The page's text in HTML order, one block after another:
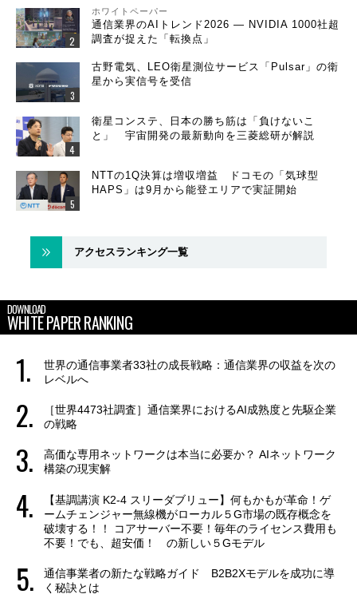
ホワイトペーパー
通信業界のAIトレンド2026 ― NVIDIA 1000社超
調査が捉えた「転換点」
古野電気、LEO衛星測位サービス「Pulsar」の衛
星から実信号を受信
衛星コンステ、日本の勝ち筋は「負けないこ
と」 宇宙開発の最新動向を三菱総研が解説
NTTの1Q決算は増収増益 ドコモの「気球型
HAPS」は9月から能登エリアで実証開始
アクセスランキング一覧
DOWNLOAD
WHITE PAPER RANKING
世界の通信事業者33社の成長戦略：通信業界の収益を次の
レベルへ
［世界4473社調査］通信業界におけるAI成熟度と先駆企業
の戦略
高価な専用ネットワークは本当に必要か？ AIネットワーク
構築の現実解
【基調講演 K2-4 スリーダブリュー】何もかもが革命！ゲ
ームチェンジャー無線機がローカル５G市場の既存概念を
破壊する！！ コアサーバー不要！毎年のライセンス費用も
不要！でも、超安価！ の新しい５Gモデル
通信事業者の新たな戦略ガイド B2B2Xモデルを成功に導
く秘訣とは